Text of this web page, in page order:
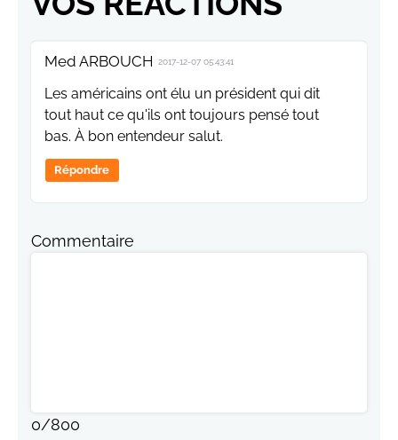
Med ARBOUCH 2017-12-07 05:43:41
Les américains ont élu un président qui dit
tout haut ce qu'ils ont toujours pensé tout
bas. À bon entendeur salut.
Répondre
Commentaire
0/800